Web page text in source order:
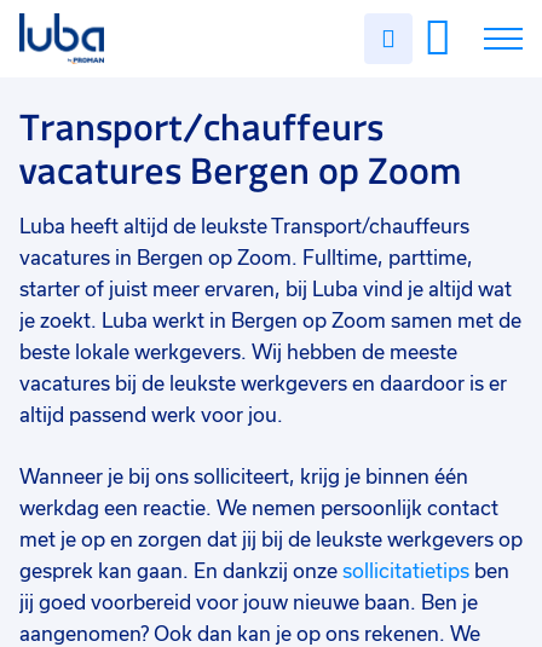
Uren
Vacatures
Over ons
Voor werkgevers
Contact
Transport/chauffeurs
vacatures Bergen op Zoom
Luba heeft altijd de leukste Transport/chauffeurs
vacatures in Bergen op Zoom. Fulltime, parttime,
starter of juist meer ervaren, bij Luba vind je altijd wat
je zoekt. Luba werkt in Bergen op Zoom samen met de
beste lokale werkgevers. Wij hebben de meeste
vacatures bij de leukste werkgevers en daardoor is er
altijd passend werk voor jou.
Wanneer je bij ons solliciteert, krijg je binnen één
werkdag een reactie. We nemen persoonlijk contact
met je op en zorgen dat jij bij de leukste werkgevers op
gesprek kan gaan. En dankzij onze sollicitatietips ben
jij goed voorbereid voor jouw nieuwe baan. Ben je
aangenomen? Ook dan kan je op ons rekenen. We
Filter vacatures
Vakgebied 0
Opleidingsniveau
Uren per week 0